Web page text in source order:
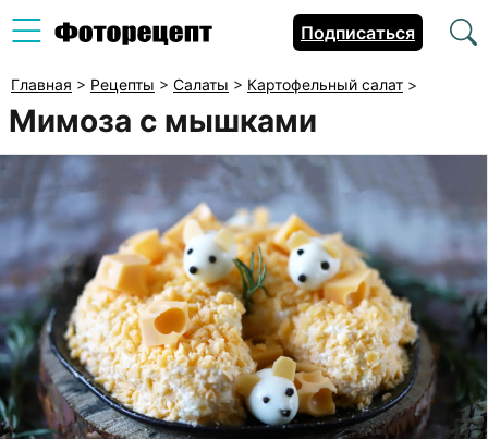
Подписаться
Главная > Рецепты > Салаты > Картофельный салат >
Мимоза с мышками